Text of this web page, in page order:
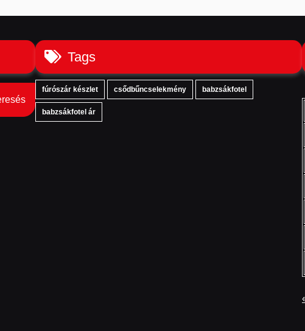
Tags
fúrószár készlet csődbűncselekmény babzsákfotel
babzsákfotel ár